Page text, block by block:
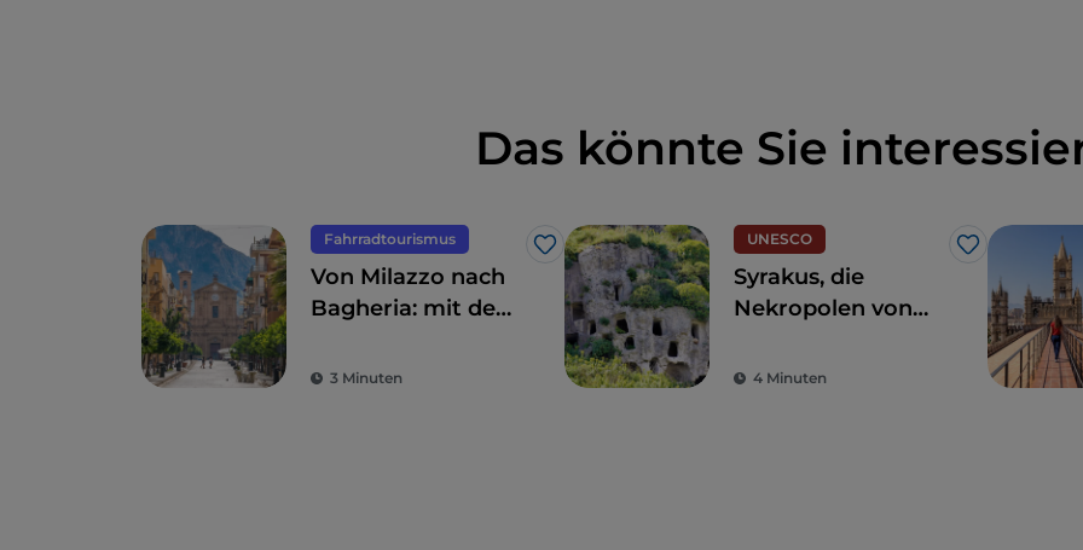
Das könnte Sie
Fahrradtourismus
Like
Von Milazzo nach
Bagheria: mit dem
der Nordküste
3 Minuten
UNESCO
Like
Syrakus, die
Nekropolen von
Weltkulturerbe
4 Minuten